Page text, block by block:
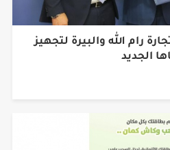
رام الله والبيرة لتجهيز
الجديد